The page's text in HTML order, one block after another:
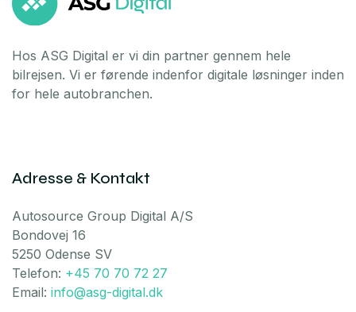
Hos ASG Digital er vi din partner gennem hele
bilrejsen. Vi er førende indenfor digitale løsninger inden
for hele autobranchen.
Adresse & Kontakt
Autosource Group Digital A/S
Bondovej 16
5250 Odense SV
Telefon: +45 70 70 72 27
Email: info@asg-digital.dk